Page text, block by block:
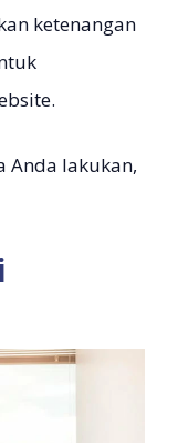
ketenangan
Anda lakukan,